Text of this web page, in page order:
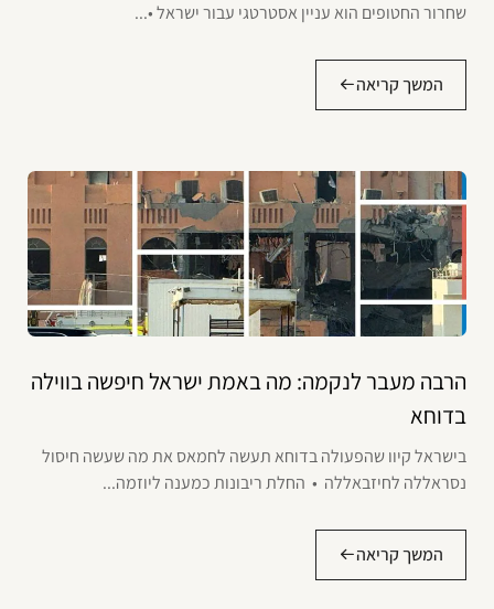
שחרור החטופים הוא עניין אסטרטגי עבור ישראל •...
המשך קריאה
הרבה מעבר לנקמה: מה באמת ישראל חיפשה בווילה
בדוחא
בישראל קיוו שהפעולה בדוחא תעשה לחמאס את מה שעשה חיסול
נסראללה לחיזבאללה • החלת ריבונות כמענה ליוזמה...
המשך קריאה